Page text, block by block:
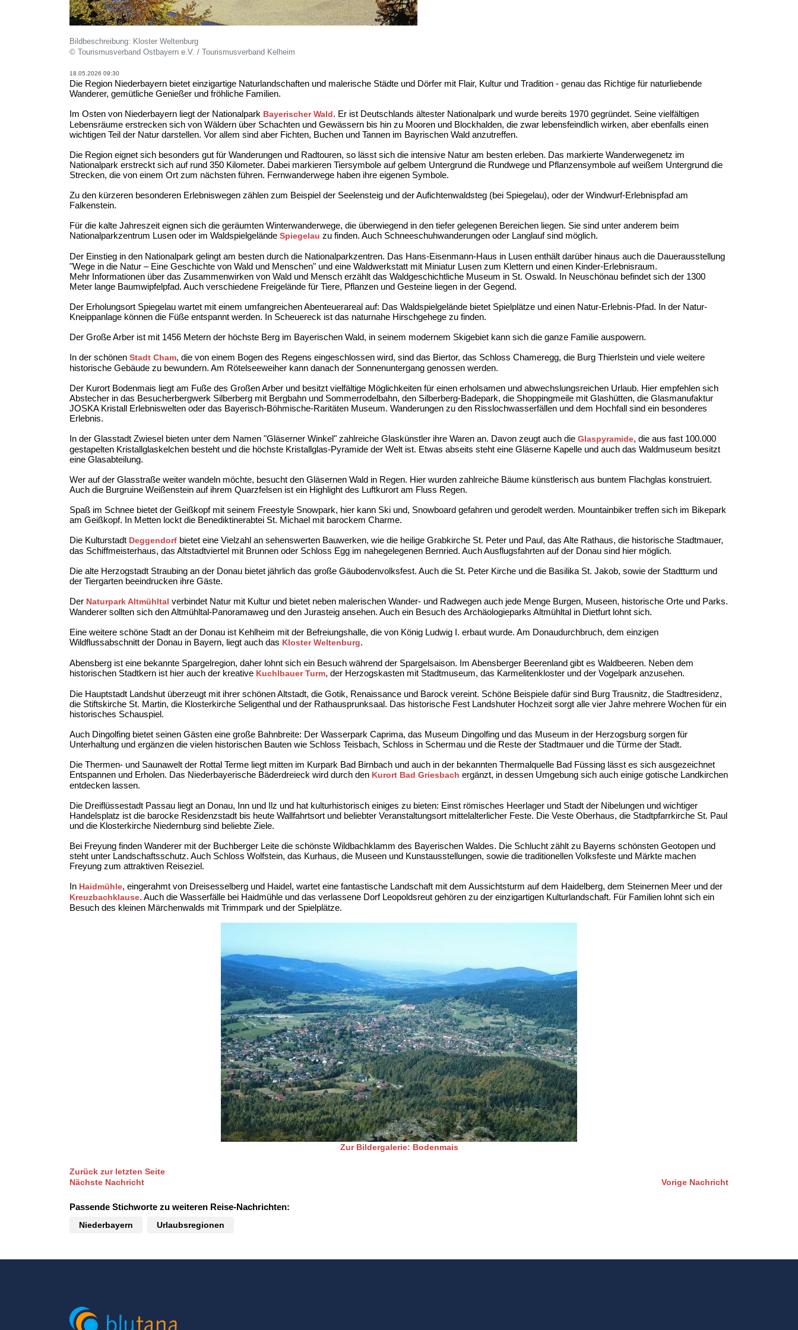
Bildbeschreibung: Kloster Weltenburg
© Tourismusverband Ostbayern e.V. / Tourismusverband Kelheim
18.05.2026 09:30
Die Region Niederbayern bietet einzigartige Naturlandschaften und malerische Städte und Dörfer mit Flair, Kultur und Tradition - genau das Richtige für naturliebende
Wanderer, gemütliche Genießer und fröhliche Familien.
Im Osten von Niederbayern liegt der Nationalpark Bayerischer Wald. Er ist Deutschlands ältester Nationalpark und wurde bereits 1970 gegründet. Seine vielfältigen
Lebensräume erstrecken sich von Wäldern über Schachten und Gewässern bis hin zu Mooren und Blockhalden, die zwar lebensfeindlich wirken, aber ebenfalls einen
wichtigen Teil der Natur darstellen. Vor allem sind aber Fichten, Buchen und Tannen im Bayrischen Wald anzutreffen.
Die Region eignet sich besonders gut für Wanderungen und Radtouren, so lässt sich die intensive Natur am besten erleben. Das markierte Wanderwegenetz im
Nationalpark erstreckt sich auf rund 350 Kilometer. Dabei markieren Tiersymbole auf gelbem Untergrund die Rundwege und Pflanzensymbole auf weißem Untergrund die
Strecken, die von einem Ort zum nächsten führen. Fernwanderwege haben ihre eigenen Symbole.
Zu den kürzeren besonderen Erlebniswegen zählen zum Beispiel der Seelensteig und der Aufichtenwaldsteg (bei Spiegelau), oder der Windwurf-Erlebnispfad am
Falkenstein.
Für die kalte Jahreszeit eignen sich die geräumten Winterwanderwege, die überwiegend in den tiefer gelegenen Bereichen liegen. Sie sind unter anderem beim
Nationalparkzentrum Lusen oder im Waldspielgelände Spiegelau zu finden. Auch Schneeschuhwanderungen oder Langlauf sind möglich.
Der Einstieg in den Nationalpark gelingt am besten durch die Nationalparkzentren. Das Hans-Eisenmann-Haus in Lusen enthält darüber hinaus auch die Dauerausstellung
"Wege in die Natur – Eine Geschichte von Wald und Menschen" und eine Waldwerkstatt mit Miniatur Lusen zum Klettern und einen Kinder-Erlebnisraum.
Mehr Informationen über das Zusammenwirken von Wald und Mensch erzählt das Waldgeschichtliche Museum in St. Oswald. In Neuschönau befindet sich der 1300
Meter lange Baumwipfelpfad. Auch verschiedene Freigelände für Tiere, Pflanzen und Gesteine liegen in der Gegend.
Der Erholungsort Spiegelau wartet mit einem umfangreichen Abenteuerareal auf: Das Waldspielgelände bietet Spielplätze und einen Natur-Erlebnis-Pfad. In der Natur-
Kneippanlage können die Füße entspannt werden. In Scheuereck ist das naturnahe Hirschgehege zu finden.
Der Große Arber ist mit 1456 Metern der höchste Berg im Bayerischen Wald, in seinem modernem Skigebiet kann sich die ganze Familie auspowern.
In der schönen Stadt Cham, die von einem Bogen des Regens eingeschlossen wird, sind das Biertor, das Schloss Chameregg, die Burg Thierlstein und viele weitere
historische Gebäude zu bewundern. Am Rötelseeweiher kann danach der Sonnenuntergang genossen werden.
Der Kurort Bodenmais liegt am Fuße des Großen Arber und besitzt vielfältige Möglichkeiten für einen erholsamen und abwechslungsreichen Urlaub. Hier empfehlen sich
Abstecher in das Besucherbergwerk Silberberg mit Bergbahn und Sommerrodelbahn, den Silberberg-Badepark, die Shoppingmeile mit Glashütten, die Glasmanufaktur
JOSKA Kristall Erlebniswelten oder das Bayerisch-Böhmische-Raritäten Museum. Wanderungen zu den Risslochwasserfällen und dem Hochfall sind ein besonderes
Erlebnis.
In der Glasstadt Zwiesel bieten unter dem Namen "Gläserner Winkel" zahlreiche Glaskünstler ihre Waren an. Davon zeugt auch die Glaspyramide, die aus fast 100.000
gestapelten Kristallglaskelchen besteht und die höchste Kristallglas-Pyramide der Welt ist. Etwas abseits steht eine Gläserne Kapelle und auch das Waldmuseum besitzt
eine Glasabteilung.
Wer auf der Glasstraße weiter wandeln möchte, besucht den Gläsernen Wald in Regen. Hier wurden zahlreiche Bäume künstlerisch aus buntem Flachglas konstruiert.
Auch die Burgruine Weißenstein auf ihrem Quarzfelsen ist ein Highlight des Luftkurort am Fluss Regen.
Spaß im Schnee bietet der Geißkopf mit seinem Freestyle Snowpark, hier kann Ski und, Snowboard gefahren und gerodelt werden. Mountainbiker treffen sich im Bikepark
am Geißkopf. In Metten lockt die Benediktinerabtei St. Michael mit barockem Charme.
Die Kulturstadt Deggendorf bietet eine Vielzahl an sehenswerten Bauwerken, wie die heilige Grabkirche St. Peter und Paul, das Alte Rathaus, die historische Stadtmauer,
das Schiffmeisterhaus, das Altstadtviertel mit Brunnen oder Schloss Egg im nahegelegenen Bernried. Auch Ausflugsfahrten auf der Donau sind hier möglich.
Die alte Herzogstadt Straubing an der Donau bietet jährlich das große Gäubodenvolksfest. Auch die St. Peter Kirche und die Basilika St. Jakob, sowie der Stadtturm und
der Tiergarten beeindrucken ihre Gäste.
Der Naturpark Altmühltal verbindet Natur mit Kultur und bietet neben malerischen Wander- und Radwegen auch jede Menge Burgen, Museen, historische Orte und Parks.
Wanderer sollten sich den Altmühltal-Panoramaweg und den Jurasteig ansehen. Auch ein Besuch des Archäologieparks Altmühltal in Dietfurt lohnt sich.
Eine weitere schöne Stadt an der Donau ist Kehlheim mit der Befreiungshalle, die von König Ludwig I. erbaut wurde. Am Donaudurchbruch, dem einzigen
Wildflussabschnitt der Donau in Bayern, liegt auch das Kloster Weltenburg.
Abensberg ist eine bekannte Spargelregion, daher lohnt sich ein Besuch während der Spargelsaison. Im Abensberger Beerenland gibt es Waldbeeren. Neben dem
historischen Stadtkern ist hier auch der kreative Kuchlbauer Turm, der Herzogskasten mit Stadtmuseum, das Karmelitenkloster und der Vogelpark anzusehen.
Die Hauptstadt Landshut überzeugt mit ihrer schönen Altstadt, die Gotik, Renaissance und Barock vereint. Schöne Beispiele dafür sind Burg Trausnitz, die Stadtresidenz,
die Stiftskirche St. Martin, die Klosterkirche Seligenthal und der Rathausprunksaal. Das historische Fest Landshuter Hochzeit sorgt alle vier Jahre mehrere Wochen für ein
historisches Schauspiel.
Auch Dingolfing bietet seinen Gästen eine große Bahnbreite: Der Wasserpark Caprima, das Museum Dingolfing und das Museum in der Herzogsburg sorgen für
Unterhaltung und ergänzen die vielen historischen Bauten wie Schloss Teisbach, Schloss in Schermau und die Reste der Stadtmauer und die Türme der Stadt.
Die Thermen- und Saunawelt der Rottal Terme liegt mitten im Kurpark Bad Birnbach und auch in der bekannten Thermalquelle Bad Füssing lässt es sich ausgezeichnet
Entspannen und Erholen. Das Niederbayerische Bäderdreieck wird durch den Kurort Bad Griesbach ergänzt, in dessen Umgebung sich auch einige gotische Landkirchen
entdecken lassen.
Die Dreiflüssestadt Passau liegt an Donau, Inn und Ilz und hat kulturhistorisch einiges zu bieten: Einst römisches Heerlager und Stadt der Nibelungen und wichtiger
Handelsplatz ist die barocke Residenzstadt bis heute Wallfahrtsort und beliebter Veranstaltungsort mittelalterlicher Feste. Die Veste Oberhaus, die Stadtpfarrkirche St. Paul
und die Klosterkirche Niedernburg sind beliebte Ziele.
Bei Freyung finden Wanderer mit der Buchberger Leite die schönste Wildbachklamm des Bayerischen Waldes. Die Schlucht zählt zu Bayerns schönsten Geotopen und
steht unter Landschaftsschutz. Auch Schloss Wolfstein, das Kurhaus, die Museen und Kunstausstellungen, sowie die traditionellen Volksfeste und Märkte machen
Freyung zum attraktiven Reiseziel.
In Haidmühle, eingerahmt von Dreisesselberg und Haidel, wartet eine fantastische Landschaft mit dem Aussichtsturm auf dem Haidelberg, dem Steinernen Meer und der
Kreuzbachklause. Auch die Wasserfälle bei Haidmühle und das verlassene Dorf Leopoldsreut gehören zu der einzigartigen Kulturlandschaft. Für Familien lohnt sich ein
Besuch des kleinen Märchenwalds mit Trimmpark und der Spielplätze.
Zur Bildergalerie: Bodenmais
Zurück zur letzten Seite
Nächste Nachricht
Vorige Nachricht
Passende Stichworte zu weiteren Reise-Nachrichten:
Niederbayern Urlaubsregionen